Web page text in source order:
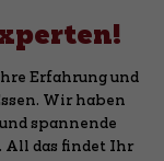
Erfahrung und
Wir haben
spannende
All das findet Ihr